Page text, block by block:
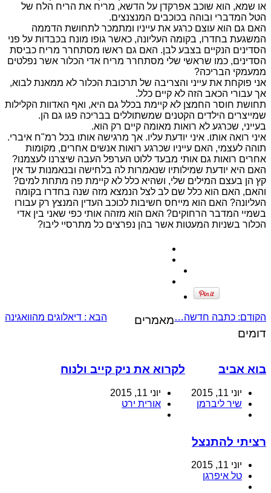
או שמא, הוא שוכב אפרקדן על הדשא, מריח את הריח הלח של
הטל המדברי ובוהה בכוכבים המנצנצים.
האם גם הוא עוצם כרגע את עייניו ומתמכר לתחושת הדממה
המשגעת בחדרו, בקומה העליונה, כאשר גופו מונח בכבדות על פני
הסדינים הנקיים בצבע לבן. האם גם ראשו מסתחרר מריח כביסת
הסדינים, כמו שראשי שלי מסתחרר מריח אדי הכלור אשר נפלטים
ממעמקי הבריכה?
אני פוקחת את עייני והצריבה של תרכובת הכלור לא ממאנת לבוא,
אך עבורי הכאב הזה לא קיים כלל.
תחושת חוסר החמצן לא קיימת בכלל גם היא, ואף האדוות הקלילות
שמייצרים הילדים הקטנים שמשתוללים בבריכה פגו גם הן.
בעייני, שכרגע לא רואות מאומה קיים רק הוא.
איני רואה אותו. איני יודעת עליו. אך מרגישה אותו בכל רמ"ח איברי.
תוהה לעצמי, האם עייניו שכרגע רואות אנשים אחרים, מקומות
אחרים רואות גם אותי מבעד ללוט הערפל העבה שיצרנו לעצמנו?
האם היא יודעת שמילותיו שנאמרות לה בלחישה ובנאמנות עד אין
קץ הן בעצם המילים שלי, ושהיא כלל לא קיימת פה מתחת למים?
והאם, האם הוא כלל שם לב לצל הנמצא מזה שנה בחדרו בקומה
העליונה? האם הוא מייחס חשיבות לכוכב העדין המנצץ רק עבורו
בשמיי המדבר הרחוקים? האם הוא מזהה אותי כפי שאני בין אדי
הכלור בשניות המעטות אשר בהן נפרצים כל מתרסיי ליבו?
הקודם: כתבה חדשה… הבא : דיאלוגים מהוואגינה
מאמרים
דומים
בוא אביב
יוני 11, 2015
שיר ליברמן
לקרוא את ניק קייב ולנוח
יוני 11, 2015
אורית ירט
רציתי להתנצל
יוני 11, 2015
טל איפרגן